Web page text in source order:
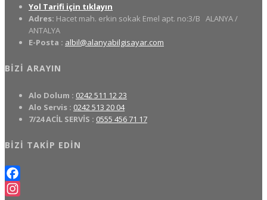
Yol Tarifi için tıklayın
Adres: Hacet mah. erkin sokak Emel apt. no:3/B ALANYA /
ANTALYA
E-Posta : albil@alanyabilgisayar.com
BIZI ARAYIN
Alo Dolum : 0242 511 12 23
Alo Servis : 0242 513 20 04
7/24 ACİL SERVİS : 0555 456 71 17
BIZI TAKIP EDIN
Facebook